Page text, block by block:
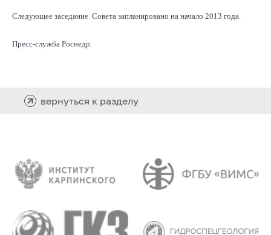
Следующее заседание Совета запланировано на начало 2013 года.
Пресс-служба Роснедр.
вернуться к разделу